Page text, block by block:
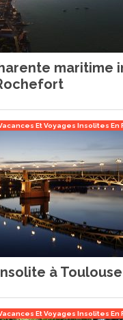
maritime
Et Voyages Insolites En
à Toulouse
Et Voyages Insolites En